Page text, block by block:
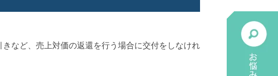
など、売上対価の返還を行う場合に交付をしなけれ